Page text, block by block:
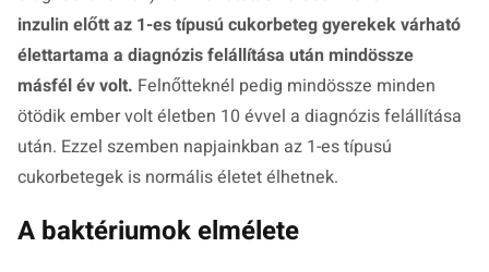
inzulin előtt az 1-es típusú cukorbeteg gyerekek várható
élettartama a diagnózis felállítása után mindössze
másfél év volt. Felnőtteknél pedig mindössze minden
ötödik ember volt életben 10 évvel a diagnózis felállítása
után. Ezzel szemben napjainkban az 1-es típusú
cukorbetegek is normális életet élhetnek.
A baktériumok elmélete